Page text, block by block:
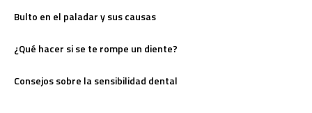
Bulto en el paladar y sus causas
¿Qué hacer si se te rompe un diente?
Consejos sobre la sensibilidad dental